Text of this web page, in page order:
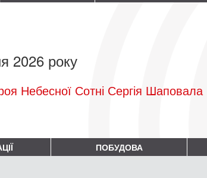
2026 року
Небесної Сотні Сергія Шаповала
ПОБУДОВА